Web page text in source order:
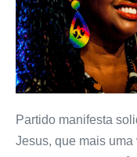
Partido manifesta
Jesus, que mais